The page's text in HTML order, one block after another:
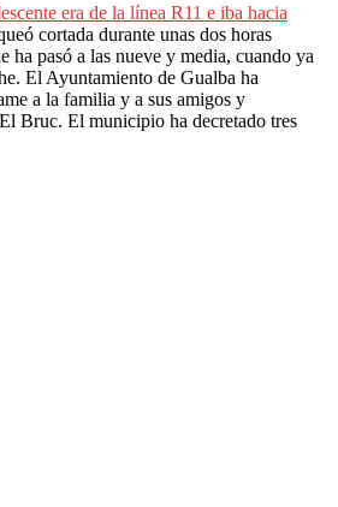
era de la línea R11 e iba hacia
cortada durante unas dos horas
ha pasó a las nueve y media, cuando ya
El Ayuntamiento de Gualba ha
a la familia y a sus amigos y
Bruc. El municipio ha decretado tres